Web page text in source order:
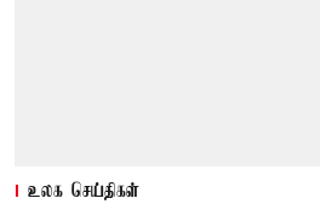
உலக செய்திகள்